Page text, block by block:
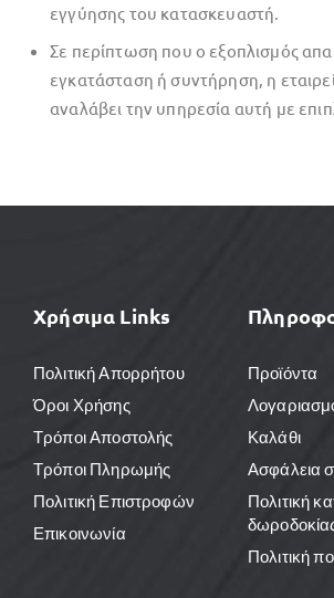
εγγύησης του κατασκευαστή.
Σε περίπτωση που ο εξοπλισμός
εγκατάσταση ή συντήρηση, η
αναλάβει την υπηρεσία αυτή με
Χρήσιμα Links
Πολιτική Απορρήτου
Όροι Χρήσης
Τρόποι Αποστολής
Τρόποι Πληρωμής
Πολιτική Επιστροφών
Επικοινωνία
Προϊόντα
Καλάθι
Ασφάλεια
Πολιτική
Πολιτική